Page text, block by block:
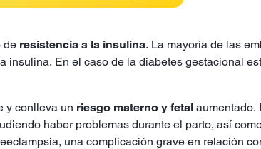
de resistencia a la insulina. La mayoría de las
insulina. En el caso de la diabetes gestacional
y conlleva un riesgo materno y fetal aumentado.
haber problemas durante el parto, así
una complicación grave en relación